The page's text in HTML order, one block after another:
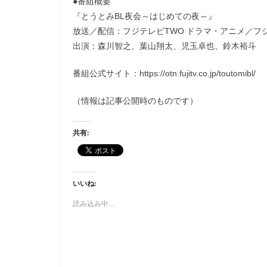
『とうとみBL夜会～はじめての夜～』
放送／配信：フジテレビTWO ドラマ・アニメ／フ
出演：森川智之、葉山翔太、児玉卓也、鈴木裕斗
番組公式サイト：https://otn.fujitv.co.jp/toutomibl/
（情報は記事公開時のものです）
共有:
いいね:
読み込み中…